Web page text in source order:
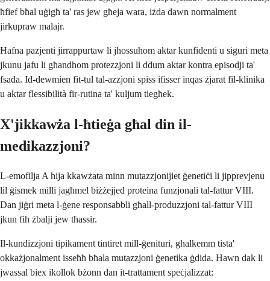
ħfief bħal uġigħ ta' ras jew għeja wara, iżda dawn normalment
jirkupraw malajr.
Ħafna pazjenti jirrappurtaw li jħossuhom aktar kunfidenti u siguri meta
jkunu jafu li għandhom protezzjoni li ddum aktar kontra episodji ta'
fsada. Id-dewmien fit-tul tal-azzjoni spiss ifisser inqas żjarat fil-klinika
u aktar flessibilità fir-rutina ta' kuljum tiegħek.
X'jikkawża l-ħtieġa għal din il-
medikazzjoni?
L-emofilja A hija kkawżata minn mutazzjonijiet ġenetiċi li jipprevjenu
lil ġismek milli jagħmel biżżejjed proteina funzjonali tal-fattur VIII.
Dan jiġri meta l-ġene responsabbli għall-produzzjoni tal-fattur VIII
jkun fih żbalji jew tħassir.
Il-kundizzjoni tipikament tintiret mill-ġenituri, għalkemm tista'
okkażjonalment isseħħ bħala mutazzjoni ġenetika ġdida. Hawn dak li
jwassal biex ikollok bżonn dan it-trattament speċjalizzat: